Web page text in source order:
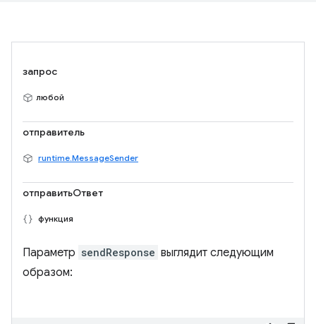
запрос
любой
отправитель
runtime.MessageSender
отправитьОтвет
функция
Параметр sendResponse выглядит следующим
образом: